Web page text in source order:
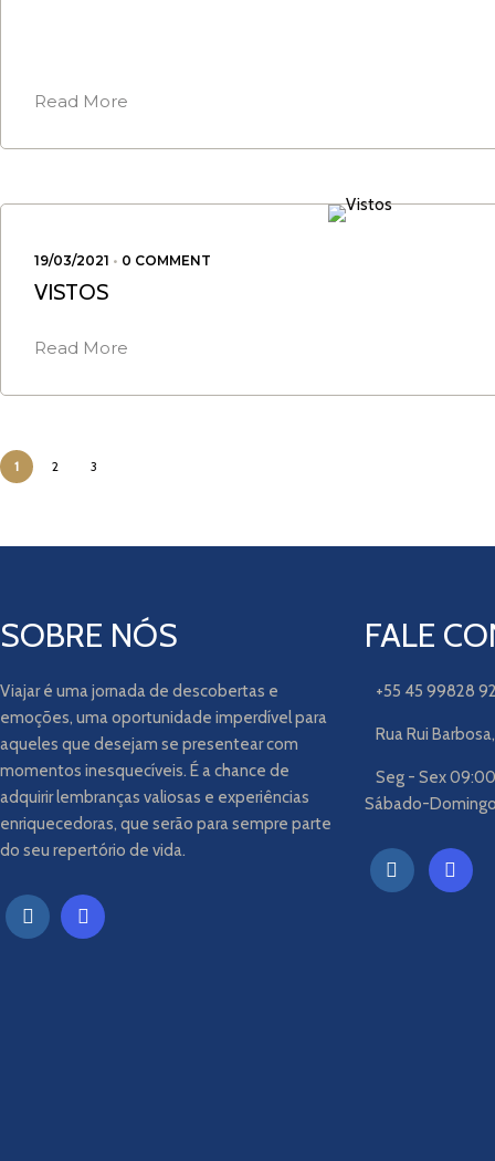
Read More
19/03/2021 • 0 COMMENT
VISTOS
Read More
1 2 3
SOBRE NÓS
Viajar é uma jornada de descobertas e
emoções, uma oportunidade imperdível para
aqueles que desejam se presentear com
momentos inesquecíveis. É a chance de
adquirir lembranças valiosas e experiências
enriquecedoras, que serão para sempre parte
do seu repertório de vida.
FALE
+55 45 99828
Rua Rui
Seg - Sex
Sábado-